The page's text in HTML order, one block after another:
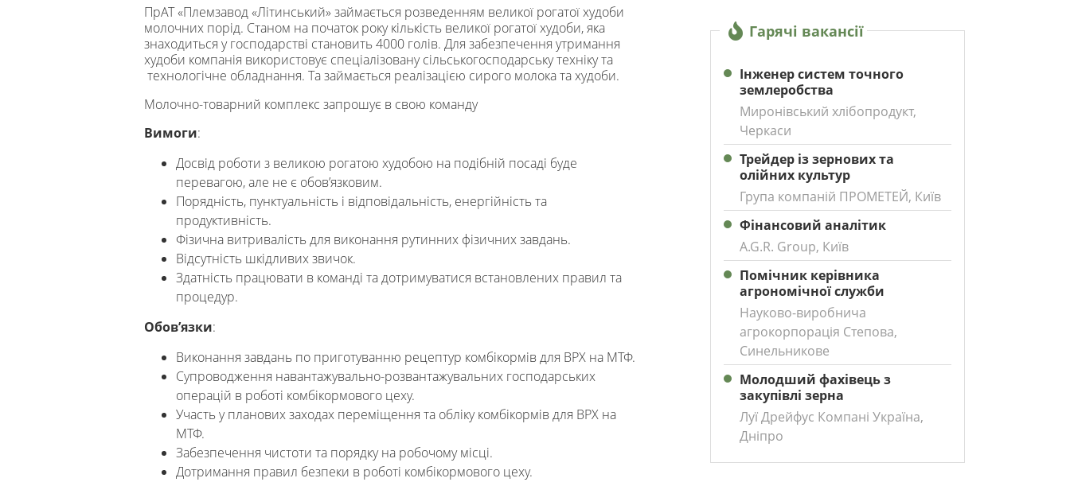
ПрАТ «Племзавод «Літинський» займається розведенням великої рогатої худоби
молочних порід. Станом на початок року кількість великої рогатої худоби, яка
знаходиться у господарстві становить 4000 голів. Для забезпечення утримання
худоби компанія використовує спеціалізовану сільськогосподарську техніку та
технологічне обладнання. Та займається реалізацією сирого молока та худоби.
Молочно-товарний комплекс запрошує в свою команду
Вимоги:
Досвід роботи з великою рогатою худобою на подібній посаді буде
перевагою, але не є обов’язковим.
Порядність, пунктуальність і відповідальність, енергійність та
продуктивність.
Фізична витривалість для виконання рутинних фізичних завдань.
Відсутність шкідливих звичок.
Здатність працювати в команді та дотримуватися встановлених правил та
процедур.
Обов’язки:
Виконання завдань по приготуванню рецептур комбікормів для ВРХ на МТФ.
Супроводження навантажувально-розвантажувальних господарських
операцій в роботі комбікормового цеху.
Участь у планових заходах переміщення та обліку комбікормів для ВРХ на
МТФ.
Забезпечення чистоти та порядку на робочому місці.
Дотримання правил безпеки в роботі комбікормового цеху.
Гарячі вакансії
Інженер систем точного
землеробства
Миронівський хлібопродукт,
Черкаси
Трейдер із зернових та
олійних культур
Група компаній ПРОМЕТЕЙ, Київ
Фінансовий аналітик
A.G.R. Group, Київ
Помічник керівника
агрономічної служби
Науково-виробнича
агрокорпорація Степова,
Синельникове
Молодший фахівець з
закупівлі зерна
Луї Дрейфус Компані Україна,
Дніпро